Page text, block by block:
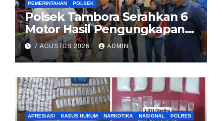
PEMERINTAHAN
POLSEK
Polsek Tambora Serahkan 6
Motor Hasil Pengungkapan
Kasus Curanmor Kepada
Pemilik Yang sah
7 AGUSTUS 2026 ADMIN
APRESIASI KASUS HUKUM NARKOTIKA NASIONAL POLRES